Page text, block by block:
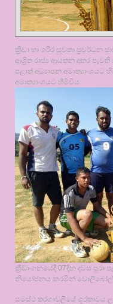
ක්‍රීඩා හා ශරීර සුවතා
ආශ්‍රිත රාජ්‍ය ආයතන අතර
පළාත් අධ්‍යාපන
අමාත්‍යාංශයට හිමිවිය.
ක්‍රීඩාංගනයේදී 07දින දවස පුරා
නියෝජනය කරමින් වොලිබෝල්
සමස්ථ තරගාවලියේ ශූරතාවය